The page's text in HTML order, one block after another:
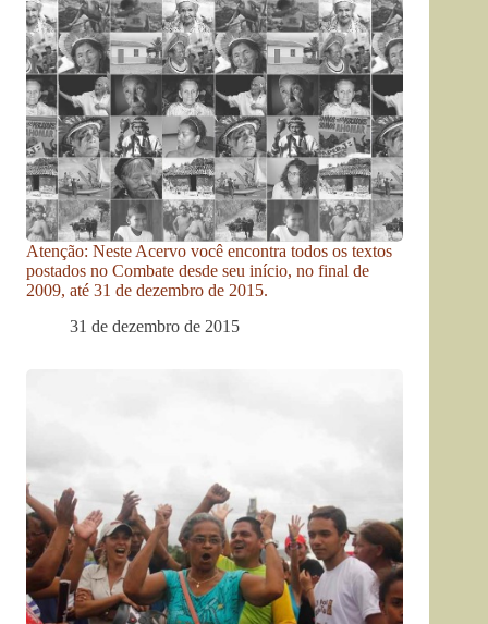
Atenção: Neste Acervo você encontra todos os textos
postados no Combate desde seu início, no final de
2009, até 31 de dezembro de 2015.
31 de dezembro de 2015